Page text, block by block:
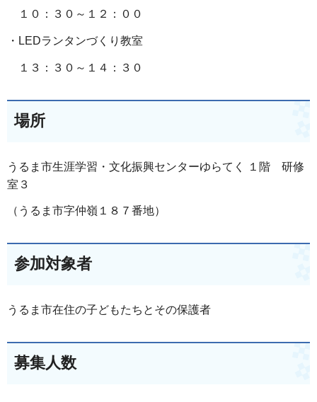
１０：３０～１２：００
・LEDランタンづくり教室
１３：３０～１４：３０
場所
うるま市生涯学習・文化振興センターゆらてく １階 研修
室３
（うるま市字仲嶺１８７番地）
参加対象者
うるま市在住の子どもたちとその保護者
募集人数